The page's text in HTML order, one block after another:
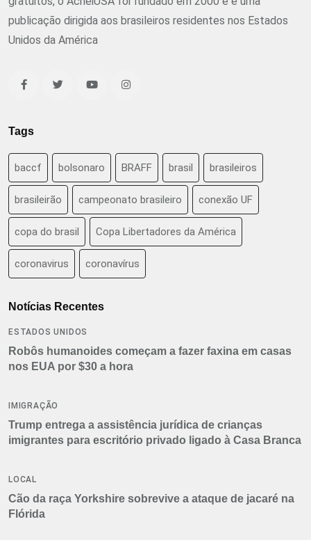
publicação dirigida aos brasileiros residentes nos Estados
Unidos da América
Tags
baccf bolsonaro BRAFF brasil brasileiros
brasileirão campeonato brasileiro conexão UF
copa do brasil Copa Libertadores da América
coronavirus coronavírus
Notícias Recentes
ESTADOS UNIDOS
Robôs humanoides começam a fazer faxina em casas
nos EUA por $30 a hora
IMIGRAÇÃO
Trump entrega a assistência jurídica de crianças
imigrantes para escritório privado ligado à Casa Branca
LOCAL
Cão da raça Yorkshire sobrevive a ataque de jacaré na
Flórida